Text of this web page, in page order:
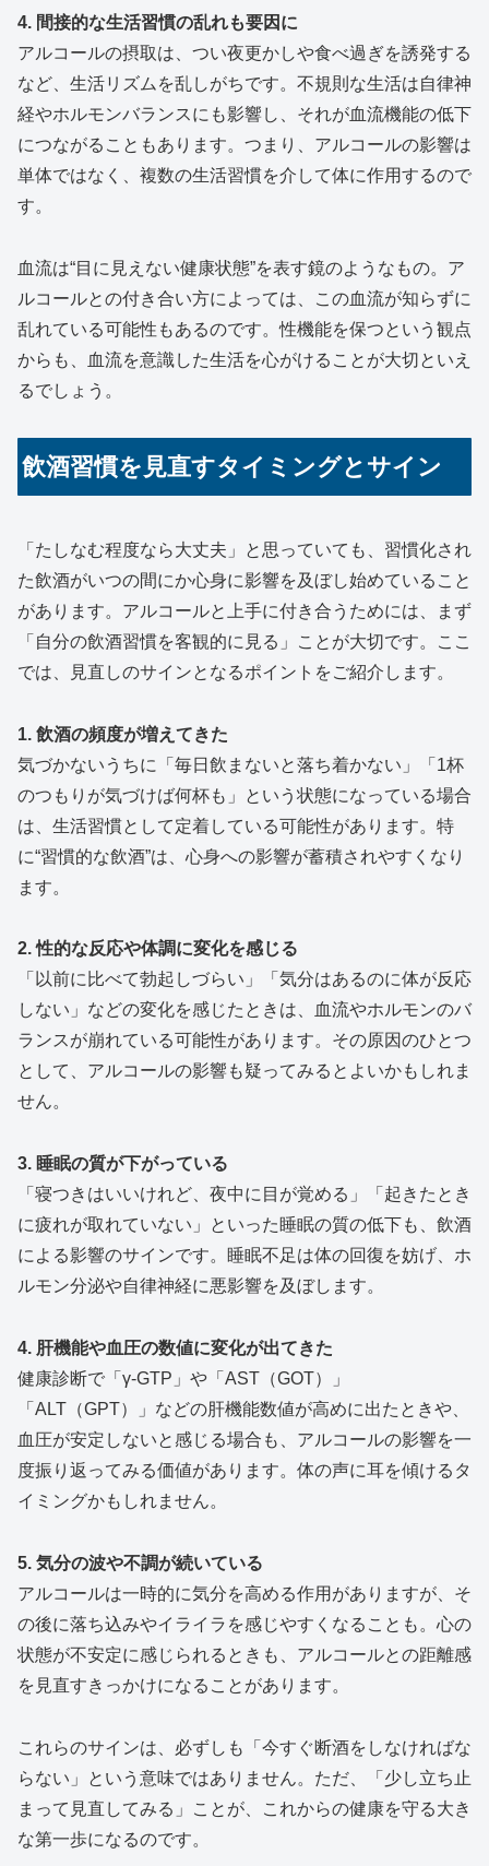
4. 間接的な生活習慣の乱れも要因に
アルコールの摂取は、つい夜更かしや食べ過ぎを誘発する
など、生活リズムを乱しがちです。不規則な生活は自律神
経やホルモンバランスにも影響し、それが血流機能の低下
につながることもあります。つまり、アルコールの影響は
単体ではなく、複数の生活習慣を介して体に作用するので
す。
血流は“目に見えない健康状態”を表す鏡のようなもの。ア
ルコールとの付き合い方によっては、この血流が知らずに
乱れている可能性もあるのです。性機能を保つという観点
からも、血流を意識した生活を心がけることが大切といえ
るでしょう。
飲酒習慣を見直すタイミングとサイン
「たしなむ程度なら大丈夫」と思っていても、習慣化され
た飲酒がいつの間にか心身に影響を及ぼし始めていること
があります。アルコールと上手に付き合うためには、まず
「自分の飲酒習慣を客観的に見る」ことが大切です。ここ
では、見直しのサインとなるポイントをご紹介します。
1. 飲酒の頻度が増えてきた
気づかないうちに「毎日飲まないと落ち着かない」「1杯
のつもりが気づけば何杯も」という状態になっている場合
は、生活習慣として定着している可能性があります。特
に“習慣的な飲酒”は、心身への影響が蓄積されやすくなり
ます。
2. 性的な反応や体調に変化を感じる
「以前に比べて勃起しづらい」「気分はあるのに体が反応
しない」などの変化を感じたときは、血流やホルモンのバ
ランスが崩れている可能性があります。その原因のひとつ
として、アルコールの影響も疑ってみるとよいかもしれま
せん。
3. 睡眠の質が下がっている
「寝つきはいいけれど、夜中に目が覚める」「起きたとき
に疲れが取れていない」といった睡眠の質の低下も、飲酒
による影響のサインです。睡眠不足は体の回復を妨げ、ホ
ルモン分泌や自律神経に悪影響を及ぼします。
4. 肝機能や血圧の数値に変化が出てきた
健康診断で「γ-GTP」や「AST（GOT）」
「ALT（GPT）」などの肝機能数値が高めに出たときや、
血圧が安定しないと感じる場合も、アルコールの影響を一
度振り返ってみる価値があります。体の声に耳を傾けるタ
イミングかもしれません。
5. 気分の波や不調が続いている
アルコールは一時的に気分を高める作用がありますが、そ
の後に落ち込みやイライラを感じやすくなることも。心の
状態が不安定に感じられるときも、アルコールとの距離感
を見直すきっかけになることがあります。
これらのサインは、必ずしも「今すぐ断酒をしなければな
らない」という意味ではありません。ただ、「少し立ち止
まって見直してみる」ことが、これからの健康を守る大き
な第一歩になるのです。